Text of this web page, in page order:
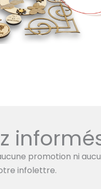
promotion ni
infolettre.